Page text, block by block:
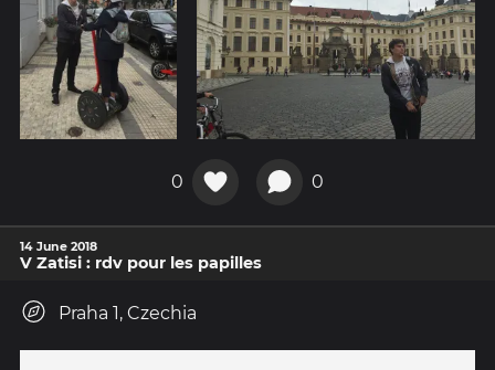
0 0
14 June 2018
V Zatisi : rdv pour les papilles
Praha 1, Czechia